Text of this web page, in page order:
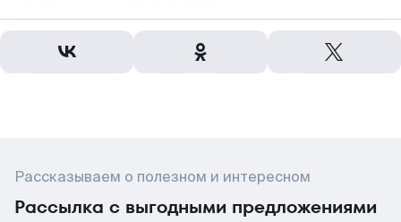
Рассказываем о полезном и интересном
Рассылка с выгодными предложениями